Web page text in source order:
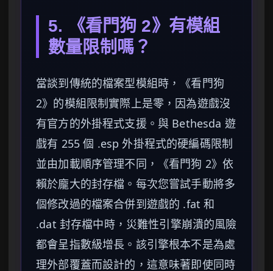
5. 《看門狗 2》有模組
數量限制嗎？
當談到傳統的檔案型模組時，《看門狗
2》的模組限制實際上是零，因為遊戲沒
有官方的外掛程式支援。與 Bethesda 遊
戲有 255 個 .esp 外掛程式的硬編碼限制
並由加載順序管理不同，《看門狗 2》依
賴於龐大的封存檔。每次您嘗試手動將多
個修改過的檔案合併到遊戲的 .fat 和
.dat 封存檔中時，災難性引擎崩潰的風險
都會呈指數級增長。該引擎根本不是為處
理外部覆蓋而設計的，這意味著即使同時